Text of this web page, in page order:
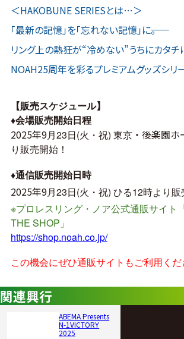
＜HAKOBUNE SERIESとは…＞
「最新の記憶」を「忘れない記憶」に――。
リング上の熱狂が“冷めない”うちにカタチ
NOAH25周年を彩るプレミアムグッズシリ
【販売スケジュール】
♦︎会場販売開始日程
2025年9月23日(火・祝) 東京・後楽園ホ
り販売開始！
♦︎通信販売開始日時
2025年9月23日(火・祝) ひる12時より販
※プロレスリング・ノア公式通販サイト「
THE SHOP 」
https://shop.noah.co.jp/
この機会にぜひ通販サイトもご利用くだ
関連興行
ABEMA Presents
N-1VICTORY
2025